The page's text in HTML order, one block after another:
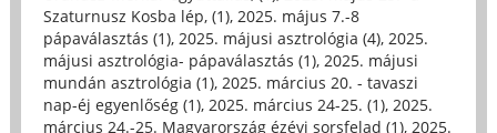
Szaturnusz Kosba lép, (1), 2025. május 7.-8
pápaválasztás (1), 2025. májusi asztrológia (4), 2025.
májusi asztrológia- pápaválasztás (1), 2025. májusi
mundán asztrológia (1), 2025. március 20. - tavaszi
nap-éj egyenlőség (1), 2025. március 24-25. (1), 2025.
március 24.-25. Magyarország ézévi sorsfelad (1), 2025.